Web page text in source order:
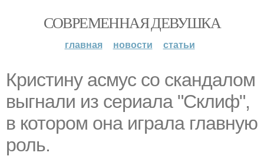
СОВРЕМЕННАЯ ДЕВУШКА
главная новости статьи
Кристину асмус со скандалом
выгнали из сериала "Склиф",
в котором она играла главную
роль.